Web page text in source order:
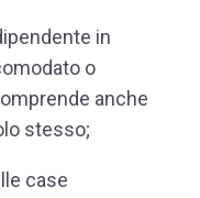
in
o
anche
stesso;
case